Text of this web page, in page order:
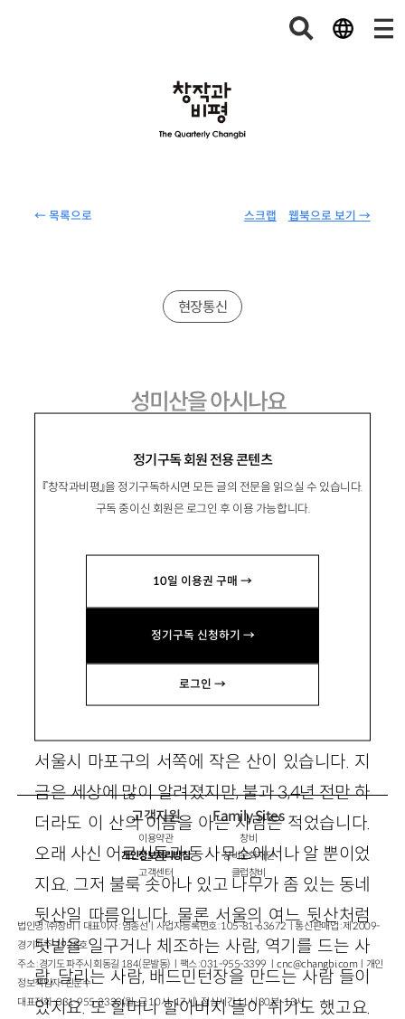
← 목록으로 웹북으로 보기 →
스크랩
정기구독 회원 전용 콘텐츠
『창작과비평』을 정기구독하시면 모든 글의 전문을 읽으실 수 있습니다.
구독 중이신 회원은 로그인 후 이용 가능합니다.
10일 이용권 구매 →
정기구독 신청하기 →
로그인 →
현장통신
성미산을 아시나요
이경란李暻蘭
nana@hanmail.net
성미산에서 일어난 일
크기라고 해봐야 4만평도 안되고, 정상까지 올
서울시 마포구의 서쪽에 작은 산이 있습니다. 지
금은 세상에 많이 알려졌지만, 불과 3,4년 전만 하
더라도 이 산의 이름을 아는 사람은 적었습니다.
오래 사신 어르신들과 동사무소에서나 알 뿐이었
지요. 그저 불룩 솟아나 있고 나무가 좀 있는 동네
뒷산일 따름입니다. 물론 서울의 여느 뒷산처럼
텃밭을 일구거나 체조하는 사람, 역기를 드는 사
람, 달리는 사람, 배드민턴장을 만드는 사람 들이
있지요. 또 할머니 할아버지 들이 쉬기도 했고요.
고객지원
이용약관
개인정보처리방침
고객센터
Family Sites
창비
창비문화재단
클럽창비
법인명 : ㈜창비ㅣ대표이사 : 염종선ㅣ사업자등록번호 : 105-81-63672ㅣ통신판매업 : 제 2009-
경기파주-1928호
주소 : 경기도 파주시 회동길 184(문발동)ㅣ팩스 : 031-955-3399 ㅣcnc@changbi.com ㅣ개인
정보책임자 : 신문수
대표전화 : 031-955-3333(월~금 10시~17시), 점심시간 11시 30분~13시